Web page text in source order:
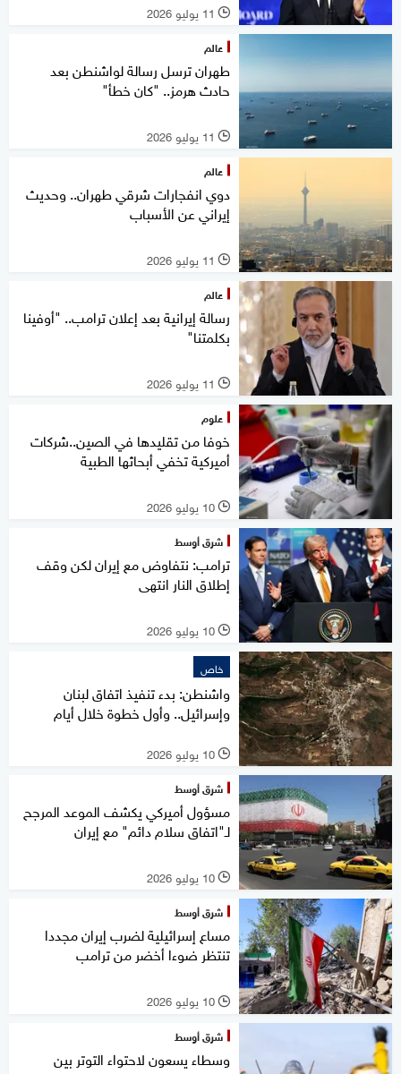
l 11 يوليو 2026
عالم
طهران ترسل رسالة لواشنطن بعد
حادث هرمز.. "كان خطأ"
l 11 يوليو 2026
عالم
دوي انفجارات شرقي طهران.. وحديث
إيراني عن الأسباب
l 11 يوليو 2026
عالم
رسالة إيرانية بعد إعلان ترامب.. "أوفينا
بكلمتنا"
l 11 يوليو 2026
علوم
خوفا من تقليدها في الصين..شركات
أميركية تخفي أبحاثها الطبية
l 10 يوليو 2026
شرق أوسط
ترامب: نتفاوض مع إيران لكن وقف
إطلاق النار انتهى
l 10 يوليو 2026
خاص
واشنطن: بدء تنفيذ اتفاق لبنان
وإسرائيل.. وأول خطوة خلال أيام
l 10 يوليو 2026
شرق أوسط
مسؤول أميركي يكشف الموعد المرجح
لـ"اتفاق سلام دائم" مع إيران
l 10 يوليو 2026
شرق أوسط
مساع إسرائيلية لضرب إيران مجددا
تنتظر ضوءا أخضر من ترامب
l 10 يوليو 2026
شرق أوسط
وسطاء يسعون لاحتواء التوتر بين